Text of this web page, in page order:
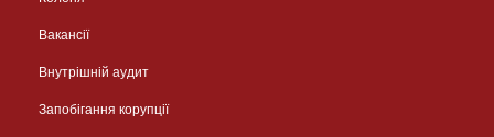
Вакансії
Внутрішній аудит
Запобігання корупції